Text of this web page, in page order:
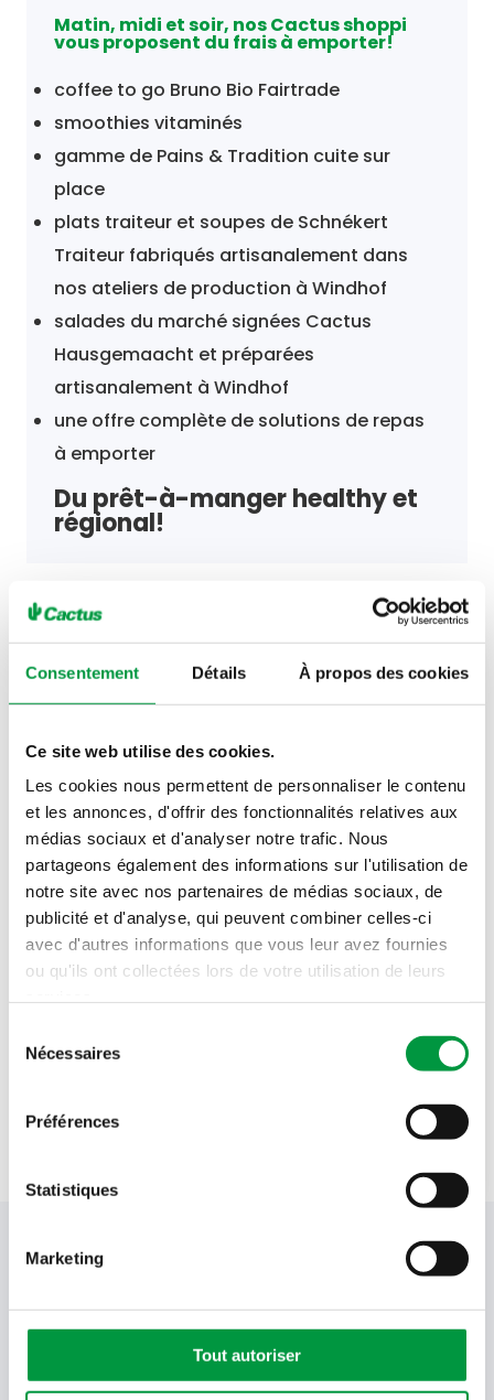
Consentement Détails À propos des cookies
Ce site web utilise des cookies.
Les cookies nous permettent de personnaliser le contenu
et les annonces, d'offrir des fonctionnalités relatives aux
médias sociaux et d'analyser notre trafic. Nous
partageons également des informations sur l'utilisation de
notre site avec nos partenaires de médias sociaux, de
publicité et d'analyse, qui peuvent combiner celles-ci
avec d'autres informations que vous leur avez fournies
ou qu'ils ont collectées lors de votre utilisation de leurs
Nécessaires
Préférences
Statistiques
Marketing
Tout autoriser
Matin, midi et soir, nos Cactus shoppi
vous proposent du frais à emporter!
coffee to go Bruno Bio Fairtrade
smoothies vitaminés
gamme de Pains & Tradition cuite sur
place
plats traiteur et soupes de Schnékert
Traiteur fabriqués artisanalement dans
nos ateliers de production à Windhof
salades du marché signées Cactus
Hausgemaacht et préparées
artisanalement à Windhof
une offre complète de solutions de repas
à emporter
Du prêt-à-manger healthy et
régional!
Lundi 10 août 05h30 - 22h00
Mardi 11 août 05h30 - 22h00
Mercredi 12 août 05h30 - 22h00
Vendredi 14 août 05h30 - 22h00
06h00 - 22h00
Votre newsletter Cactus
Offres, recettes, promotions et offres exclusives en
avant-première ! Recevez-les dans votre boîte de
réception !